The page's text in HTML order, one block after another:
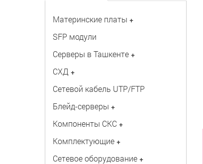
Материнские платы +
SFP модули
Серверы в Ташкенте +
СХД +
Сетевой кабель UTP/FTP
Блейд-серверы +
Компоненты СКС +
Комплектующие +
Сетевое оборудование +